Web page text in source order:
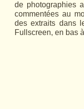
de photographies
commentées au
des extraits dans
Fullscreen, en bas